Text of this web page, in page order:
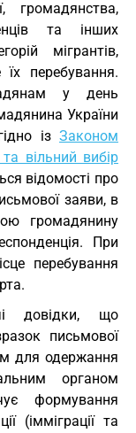
громадянства,
та інших
мігрантів,
перебування.
у день
України
із Законом
вільний вибір
відомості про
заяви, в
громадянину
При
перебування
довідки, що
письмової
для одержання
органом
формування
(імміграції та